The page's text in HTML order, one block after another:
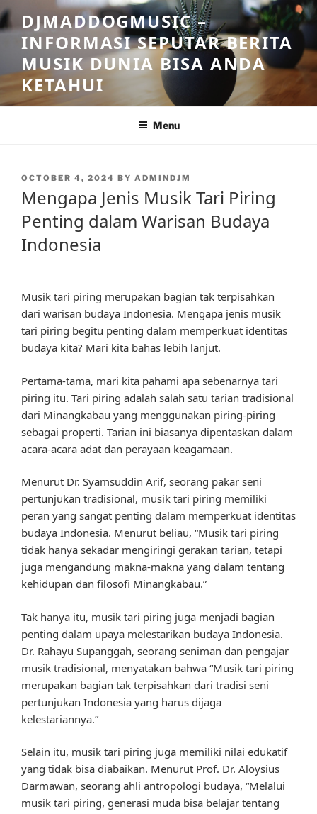
Skip
to
content
DJMADDOGMUSIC –
INFORMASI SEPUTAR BERITA
MUSIK DUNIA BISA ANDA
KETAHUI
Menu
POSTED
OCTOBER 4, 2024 BY ADMINDJM
Mengapa Jenis Musik Tari Piring
Penting dalam Warisan Budaya
Indonesia
Musik tari piring merupakan bagian tak terpisahkan
dari warisan budaya Indonesia. Mengapa jenis musik
tari piring begitu penting dalam memperkuat identitas
budaya kita? Mari kita bahas lebih lanjut.
Pertama-tama, mari kita pahami apa sebenarnya tari
piring itu. Tari piring adalah salah satu tarian tradisional
dari Minangkabau yang menggunakan piring-piring
sebagai properti. Tarian ini biasanya dipentaskan dalam
acara-acara adat dan perayaan keagamaan.
Menurut Dr. Syamsuddin Arif, seorang pakar seni
pertunjukan tradisional, musik tari piring memiliki
peran yang sangat penting dalam memperkuat identitas
budaya Indonesia. Menurut beliau, “Musik tari piring
tidak hanya sekadar mengiringi gerakan tarian, tetapi
juga mengandung makna-makna yang dalam tentang
kehidupan dan filosofi Minangkabau.”
Tak hanya itu, musik tari piring juga menjadi bagian
penting dalam upaya melestarikan budaya Indonesia.
Dr. Rahayu Supanggah, seorang seniman dan pengajar
musik tradisional, menyatakan bahwa “Musik tari piring
merupakan bagian tak terpisahkan dari tradisi seni
pertunjukan Indonesia yang harus dijaga
kelestariannya.”
Selain itu, musik tari piring juga memiliki nilai edukatif
yang tidak bisa diabaikan. Menurut Prof. Dr. Aloysius
Darmawan, seorang ahli antropologi budaya, “Melalui
musik tari piring, generasi muda bisa belajar tentang